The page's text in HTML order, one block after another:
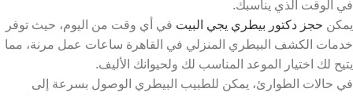
في الوقت الذي يناسبك.
يمكن حجز دكتور بيطري يجي البيت في أي وقت من اليوم، حيث توفر
خدمات الكشف البيطري المنزلي في القاهرة ساعات عمل مرنة، مما
يتيح لك اختيار الموعد المناسب لك ولحيوانك الأليف.
في حالات الطوارئ، يمكن للطبيب البيطري الوصول بسرعة إلى